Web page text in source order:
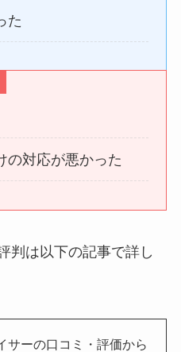
た
の対応が悪かった
判は以下の記事で詳し
サーの口コミ・評価から